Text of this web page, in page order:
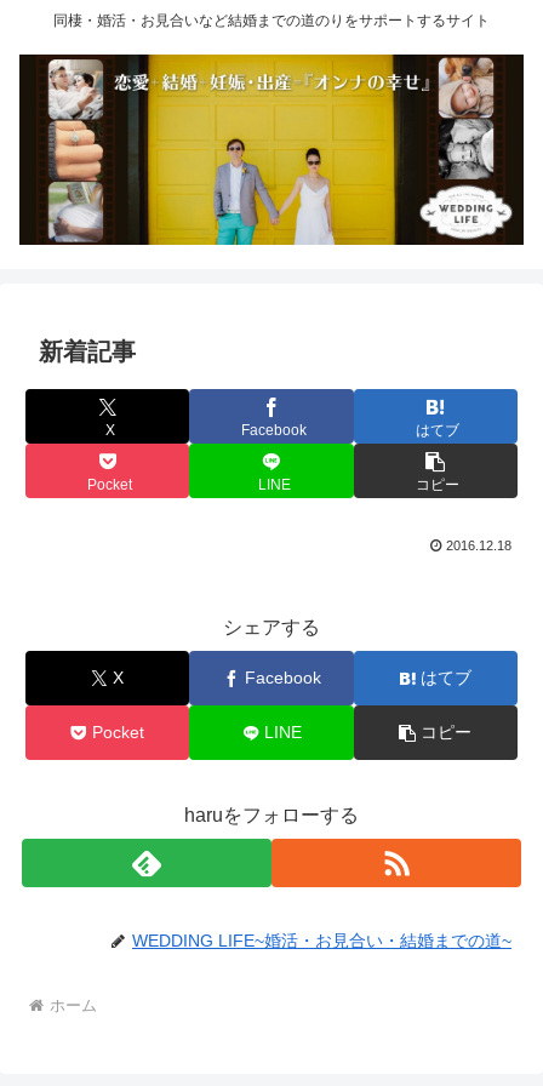
同棲・婚活・お見合いなど結婚までの道のりをサポートするサイト
新着記事
X Facebook はてブ
Pocket LINE コピー
2016.12.18
シェアする
X Facebook はてブ
Pocket LINE コピー
haruをフォローする
WEDDING LIFE~婚活・お見合い・結婚までの道~
ホーム